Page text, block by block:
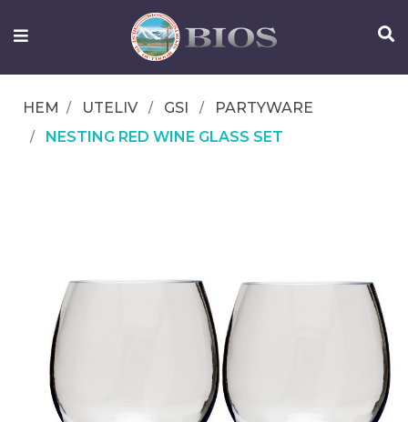
FISKEUTRUSTNING
OM
IFISH
HEM UTELIV GSI
PARTYWARE
NESTING RED WINE GLASS SET